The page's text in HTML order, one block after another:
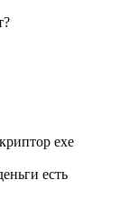
ехе
есть